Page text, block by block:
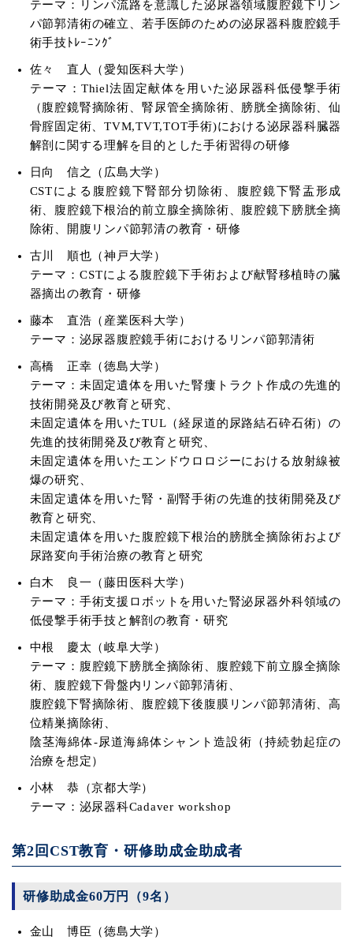
テーマ：リンパ流路を意識した泌尿器領域腹腔鏡下リン
パ節郭清術の確立、若手医師のための泌尿器科腹腔鏡手
術手技ﾄﾚｰﾆﾝｸﾞ
佐々 直人（愛知医科大学）
テーマ：Thiel法固定献体を用いた泌尿器科低侵撃手術
（腹腔鏡腎摘除術、腎尿管全摘除術、膀胱全摘除術、仙
骨腟固定術、TVM,TVT,TOT手術)における泌尿器科臓器
解剖に関する理解を目的とした手術習得の研修
日向 信之（広島大学）
CSTによる腹腔鏡下腎部分切除術、腹腔鏡下腎盂形成
術、腹腔鏡下根治的前立腺全摘除術、腹腔鏡下膀胱全摘
除術、開腹リンパ節郭清の教育・研修
古川 順也（神戸大学）
テーマ：CSTによる腹腔鏡下手術および献腎移植時の臓
器摘出の教育・研修
藤本 直浩（産業医科大学）
テーマ：泌尿器腹腔鏡手術におけるリンパ節郭清術
高橋 正幸（徳島大学）
テーマ：未固定遺体を用いた腎瘻トラクト作成の先進的
技術開発及び教育と研究、
未固定遺体を用いたTUL（経尿道的尿路結石砕石術）の
先進的技術開発及び教育と研究、
未固定遺体を用いたエンドウロロジーにおける放射線被
爆の研究、
未固定遺体を用いた腎・副腎手術の先進的技術開発及び
教育と研究、
未固定遺体を用いた腹腔鏡下根治的膀胱全摘除術および
尿路変向手術治療の教育と研究
白木 良一（藤田医科大学）
テーマ：手術支援ロボットを用いた腎泌尿器外科領域の
低侵撃手術手技と解剖の教育・研究
中根 慶太（岐阜大学）
テーマ：腹腔鏡下膀胱全摘除術、腹腔鏡下前立腺全摘除
術、腹腔鏡下骨盤内リンパ節郭清術、
腹腔鏡下腎摘除術、腹腔鏡下後腹膜リンパ節郭清術、高
位精巣摘除術、
陰茎海綿体-尿道海綿体シャント造設術（持続勃起症の
治療を想定）
小林 恭（京都大学）
テーマ：泌尿器科Cadaver workshop
第2回CST教育・研修助成金助成者
研修助成金60万円（9名）
金山 博臣（徳島大学）